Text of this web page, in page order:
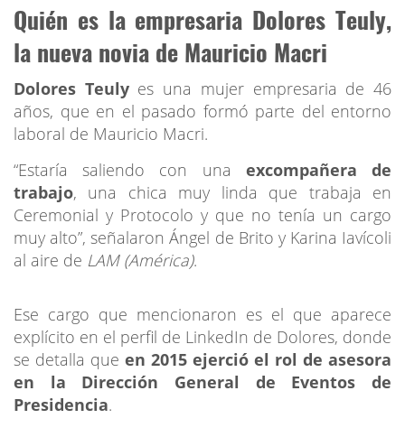
Quién es la empresaria Dolores Teuly,
la nueva novia de Mauricio Macri
Dolores Teuly es una mujer empresaria de 46
años, que en el pasado formó parte del entorno
laboral de Mauricio Macri.
“Estaría saliendo con una excompañera de
trabajo, una chica muy linda que trabaja en
Ceremonial y Protocolo y que no tenía un cargo
muy alto”, señalaron Ángel de Brito y Karina Iavícoli
al aire de LAM (América).
Ese cargo que mencionaron es el que aparece
explícito en el perfil de LinkedIn de Dolores, donde
se detalla que en 2015 ejerció el rol de asesora
en la Dirección General de Eventos de
Presidencia.